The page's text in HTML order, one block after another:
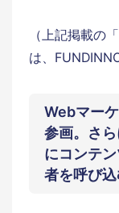
（上記掲載の
は、
Webマー
参画。さ
にコンテ
者を呼び